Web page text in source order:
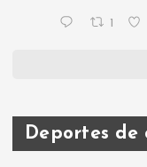
1
Deportes de